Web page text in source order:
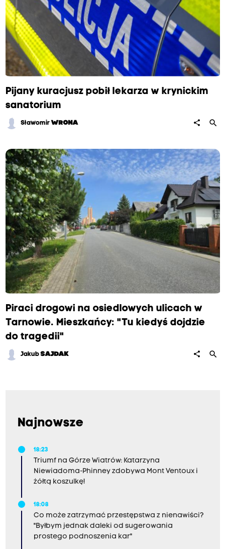
Pijany kuracjusz pobił lekarza w krynickim
sanatorium
Sławomir WRONA share search
Piraci drogowi na osiedlowych ulicach w
Tarnowie. Mieszkańcy: "Tu kiedyś dojdzie
do tragedii"
JakubSAJDAK share search
Najnowsze
18:23
Triumf na Górze Wiatrów: Katarzyna
Niewiadoma-Phinney zdobywa Mont Ventoux i
żółtą koszulkę!
18:08
Co może zatrzymać przestępstwa z nienawiści?
"Byłbym jednak daleki od sugerowania
prostego podnoszenia kar"